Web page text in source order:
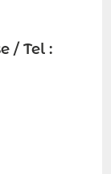
/ Tel :